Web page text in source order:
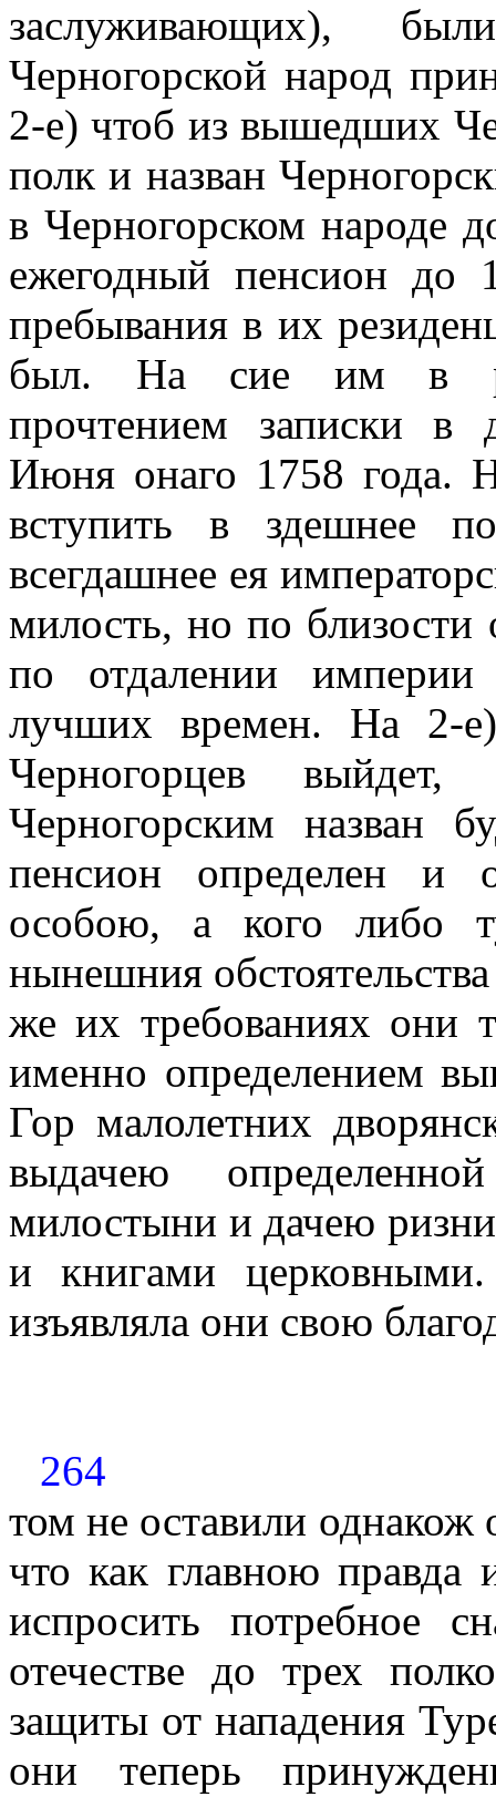
заслуживающих),
Черногорской народ
2-е) чтоб из вышедших
полк и назван
в Черногорском народе
ежегодный пенсион до
пребывания в их
был. На cиe им в
прочтением записки в
Июня онаго 1758 года.
вступить в здешнее
всегдашнее ея
милость, но по
по отдалении империи
лучших времен. На 2-е)
Черногорцев
Черногорским назван
пенсион определен и
особою, а кого либо
нынешния
же их требованиях они
именно определением
Гор малолетних
выдачею
милостыни и дачею
и книгами
изъявляла они свою
264
том не оставили однакож
что как главною
испросить потребное
отечестве до трех
защиты от нападения
они теперь